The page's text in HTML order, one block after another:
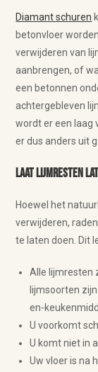
Diamant schuren
betonvloer
verwijderen van
aanbrengen, of
een betonnen
achtergebleven
wordt er een laag
er dus anders uit
Laat lijmresten
Hoewel het
verwijderen,
te laten doen. Dit
Alle lijmresten
lijmsoorten
en-
U voorkomt
U komt niet in
Uw vloer is na